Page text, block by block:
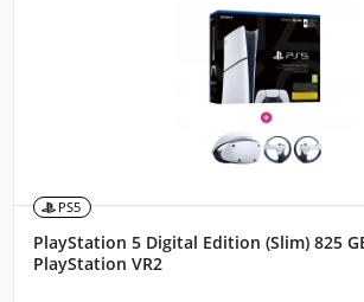
PS5
PlayStation 5 Digital Edition (Slim) 825
PlayStation VR2